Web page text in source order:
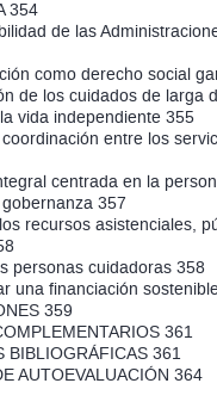
354
de las
como derecho social
de los cuidados de larga
vida independiente 355
entre los
centrada en la
357
recursos asistenciales,
personas cuidadoras 358
una financiación
359
361
BIBLIOGRÁFICAS 361
AUTOEVALUACIÓN 364